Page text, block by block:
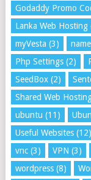
Godaddy Promo
Lanka Web Hosting
myVesta (3)
Php Settings(2)
SeedBox(2)
Shared Web
ubuntu (11)
Useful Websites(12)
vnc(3) VPN (3)
wordpress(8)